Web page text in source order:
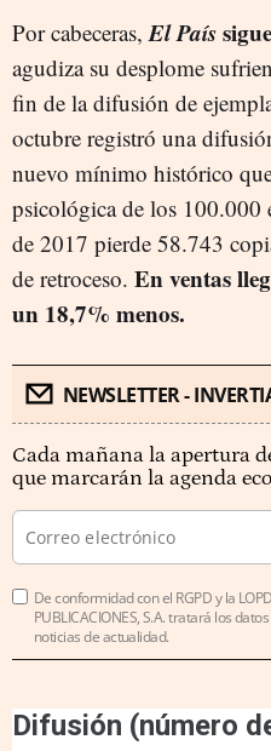
Por cabeceras,El País
agudiza su desplome
fin de la difusión de
octubre registró una
nuevo mínimo histórico
psicológica de los 100.000
de 2017 pierde 58.743
de retroceso. En ventas
un 18,7% menos.
NEWSLETTER -
Cada mañana la apertura
que marcarán la agenda
De conformidad con el RGPD y la
PUBLICACIONES, S.A. tratará los
noticias de actualidad.